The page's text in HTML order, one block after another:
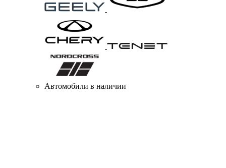
Автомобили в наличии